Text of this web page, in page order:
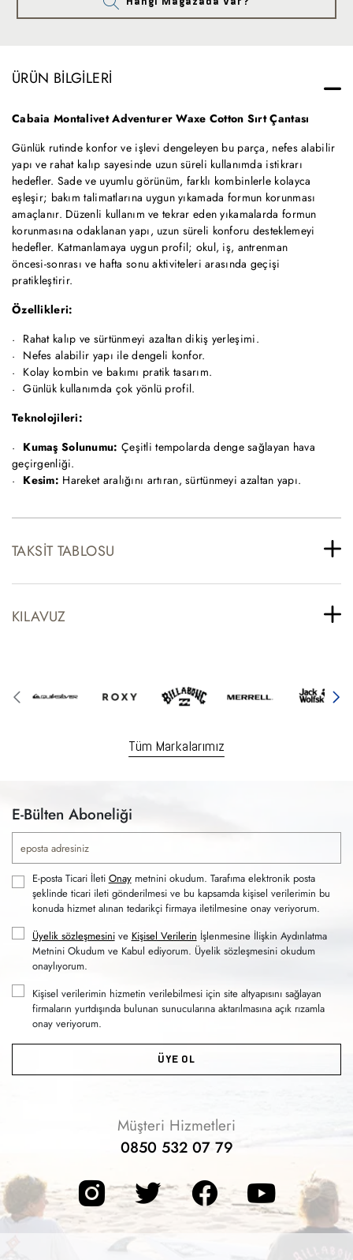
ÜRÜN BILGILERI
Cabaia Montalivet Adventurer Waxe Cotton Sırt Çantası
Günlük rutinde konfor ve işlevi dengeleyen bu parça, nefes alabilir
yapı ve rahat kalıp sayesinde uzun süreli kullanımda istikrarı
hedefler. Sade ve uyumlu görünüm, farklı kombinlerle kolayca
eşleşir; bakım talimatlarına uygun yıkamada formun korunması
amaçlanır. Düzenli kullanım ve tekrar eden yıkamalarda formun
korunmasına odaklanan yapı, uzun süreli konforu desteklemeyi
hedefler. Katmanlamaya uygun profil; okul, iş, antrenman
öncesi‑sonrası ve hafta sonu aktiviteleri arasında geçişi
pratikleştirir.
Özellikleri:
Rahat kalıp ve sürtünmeyi azaltan dikiş yerleşimi.
Nefes alabilir yapı ile dengeli konfor.
Kolay kombin ve bakımı pratik tasarım.
Günlük kullanımda çok yönlü profil.
Teknolojileri:
Kumaş Solunumu: Çeşitli tempolarda denge sağlayan hava
geçirgenliği.
Kesim: Hareket aralığını artıran, sürtünmeyi azaltan yapı.
TAKSIT TABLOSU
KILAVUZ
Tüm Markalarımız
E-Bülten Aboneliği
E-posta Ticari İleti Onaymetnini okudum. Tarafıma elektronik posta
şeklinde ticari ileti gönderilmesi ve bu kapsamda kişisel verilerimin bu
konuda hizmet alınan tedarikçi firmaya iletilmesine onay veriyorum.
Üyelik sözleşmesinive Kişisel Verilerin İşlenmesine İlişkin Aydınlatma
Metnini Okudum ve Kabul ediyorum. Üyelik sözleşmesini okudum
onaylıyorum.
Kişisel verilerimin hizmetin verilebilmesi için site altyapısını sağlayan
firmaların yurtdışında bulunan sunucularına aktarılmasına açık rızamla
onay veriyorum.
ÜYE OL
Müşteri Hizmetleri
0850 532 07 79